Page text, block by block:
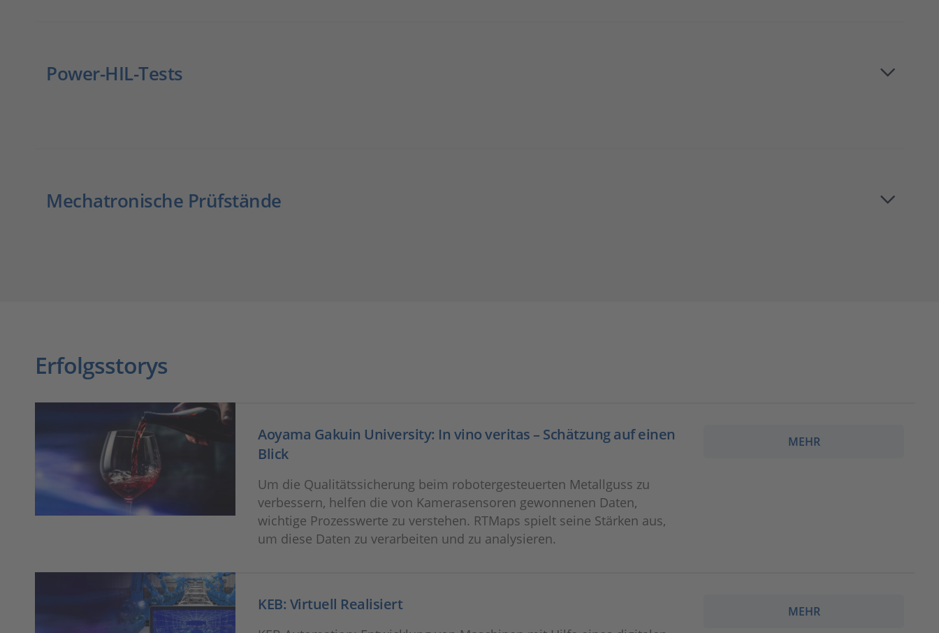
Power-HIL-Tests
Mechatronische Prüfstände
Erfolgsstorys
Aoyama Gakuin University: In vino veritas – Schätzung auf einen
Blick
Um die Qualitätssicherung beim robotergesteuerten Metallguss zu
verbessern, helfen die von Kamerasensoren gewonnenen Daten,
wichtige Prozesswerte zu verstehen. RTMaps spielt seine Stärken aus,
um diese Daten zu verarbeiten und zu analysieren.
MEHR
KEB: Virtuell Realisiert MEHR